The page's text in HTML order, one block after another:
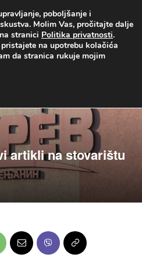
UŽIVO
artikli na stovarištu
poboljšanje i
Molim Vas, pročitajte dalje
stranici Politika privatnosti.
na upotrebu kolačića
da stranica rukuje mojim